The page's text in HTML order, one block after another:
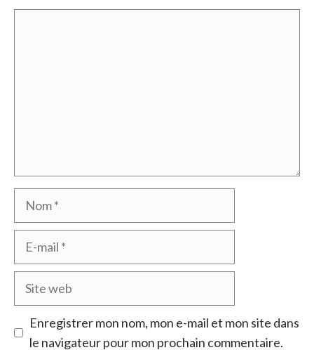
Nom
Site
Enregistrer mon nom, mon e-mail et mon site dans
le navigateur pour mon prochain commentaire.